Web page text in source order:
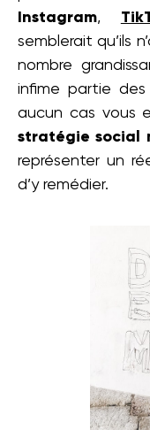
Instagram,
semblerait qu’ils
nombre
infime partie
aucun cas vous
stratégie social
représenter un
d’y remédier.